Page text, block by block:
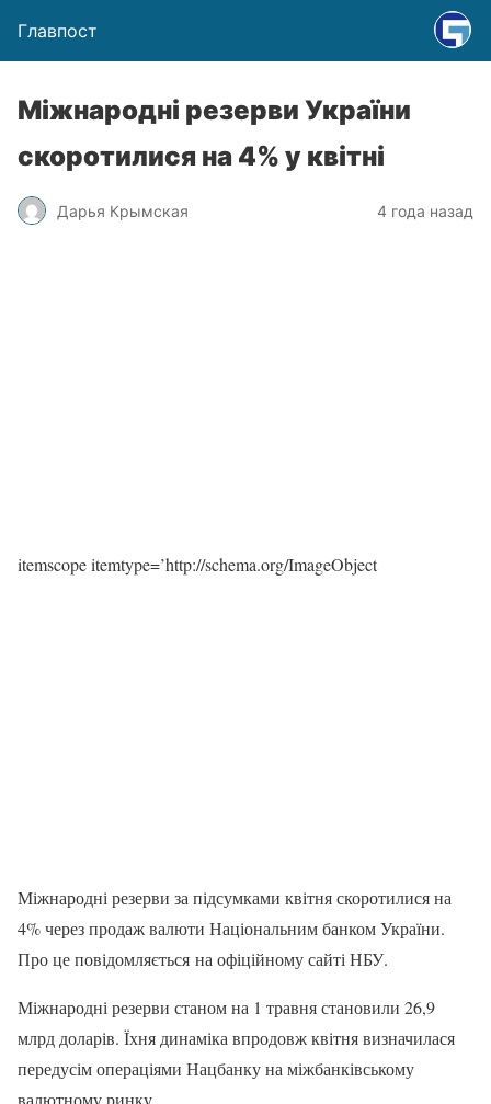
Главпост
Міжнародні резерви України
скоротилися на 4% у квітні
Дарья Крымская 4 года назад
itemscope itemtype=’http://schema.org/ImageObject
Міжнародні резерви за підсумками квітня скоротилися на
4% через продаж валюти Національним банком України.
Про це повідомляється на офіційному сайті НБУ.
Міжнародні резерви станом на 1 травня становили 26,9
млрд доларів. Їхня динаміка впродовж квітня визначилася
передусім операціями Нацбанку на міжбанківському
валютному ринку.